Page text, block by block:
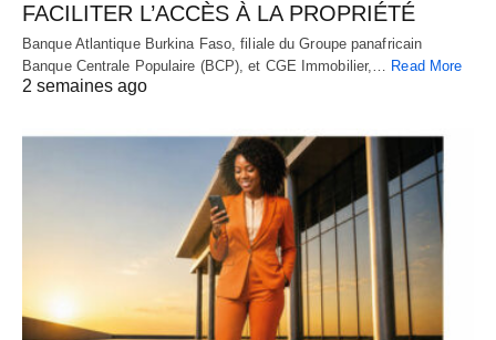
FACILITER L’ACCÈS À LA PROPRIÉTÉ
Banque Atlantique Burkina Faso, filiale du Groupe panafricain
Banque Centrale Populaire (BCP), et CGE Immobilier,… Read More
2 semaines ago